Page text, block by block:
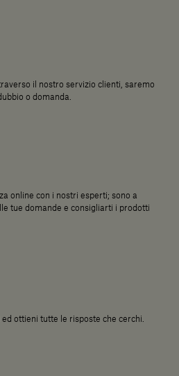
il nostro servizio clienti, saremo
o domanda.
online con i nostri esperti; sono a
tue domande e consigliarti i prodotti
ottieni tutte le risposte che cerchi.